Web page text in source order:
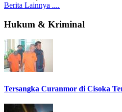
Berita Lainnya ....
Hukum & Kriminal
Tersangka Curanmor di Cisoka